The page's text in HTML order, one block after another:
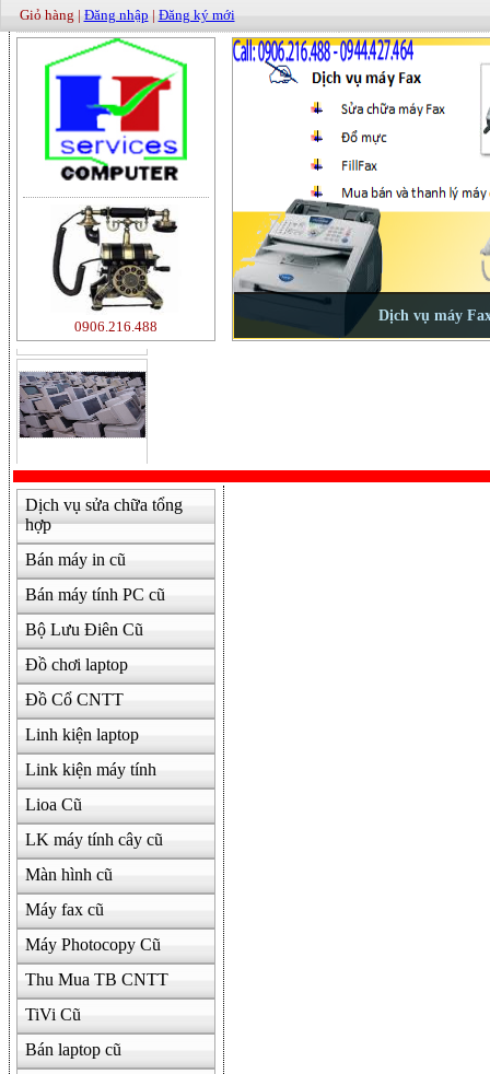
Giỏ hàng | Đăng nhập | Đăng ký mới
0906.216.488
Dịch vụ sửa chữa tổng
hợp
Bán máy in cũ
Bán máy tính PC cũ
Bộ Lưu Điên Cũ
Đồ chơi laptop
Đồ Cổ CNTT
Linh kiện laptop
Link kiện máy tính
Lioa Cũ
LK máy tính cây cũ
Màn hình cũ
Máy fax cũ
Máy Photocopy Cũ
Thu Mua TB CNTT
TiVi Cũ
Bán laptop cũ